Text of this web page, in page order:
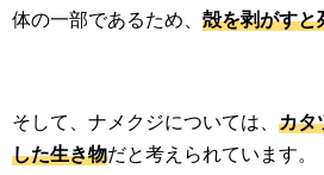
体の一部であるため、 殻を剥がすと
そして、ナメクジについては、 カタ
した生き物だと考えられています。